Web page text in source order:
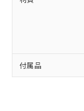
付属品
あ
部品在
月が前
「ｅ」
準値以
「10」
質が外
「－」